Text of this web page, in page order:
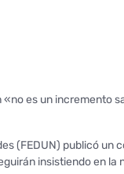
es un incremento
(FEDUN) publicó un
insistiendo en la